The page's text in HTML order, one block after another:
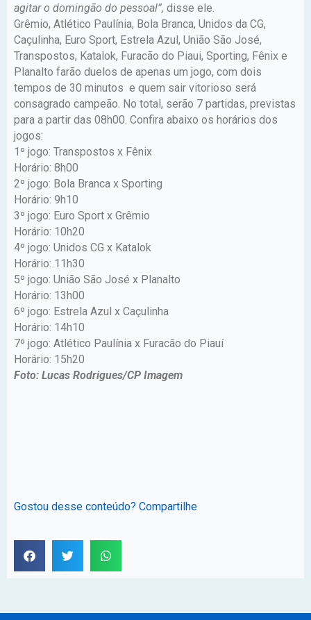
agitar o domingão do pessoal”, disse ele.
Grêmio, Atlético Paulínia, Bola Branca, Unidos da CG,
Caçulinha, Euro Sport, Estrela Azul, União São José,
Transpostos, Katalok, Furacão do Piaui, Sporting, Fênix e
Planalto farão duelos de apenas um jogo, com dois
tempos de 30 minutos e quem sair vitorioso será
consagrado campeão. No total, serão 7 partidas, previstas
para a partir das 08h00. Confira abaixo os horários dos
jogos:
1º jogo: Transpostos x Fênix
Horário: 8h00
2º jogo: Bola Branca x Sporting
Horário: 9h10
3º jogo: Euro Sport x Grêmio
Horário: 10h20
4º jogo: Unidos CG x Katalok
Horário: 11h30
5º jogo: União São José x Planalto
Horário: 13h00
6º jogo: Estrela Azul x Caçulinha
Horário: 14h10
7º jogo: Atlético Paulínia x Furacão do Piauí
Horário: 15h20
Foto: Lucas Rodrigues/CP Imagem
Gostou desse conteúdo? Compartilhe